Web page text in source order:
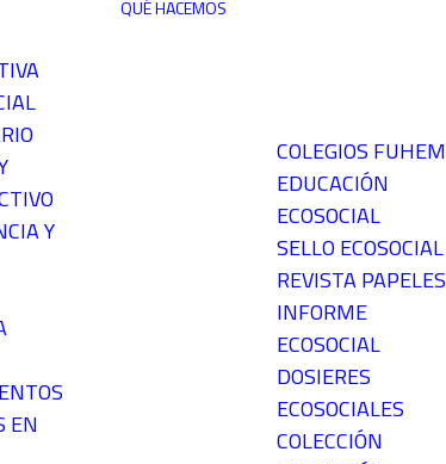
Y
EN
QUÉ HACEMOS
COLEGIOS FUHEM
EDUCACIÓN
ECOSOCIAL
SELLO ECOSOCIAL
REVISTA PAPELES
INFORME
ECOSOCIAL
DOSIERES
ECOSOCIALES
COLECCIÓN